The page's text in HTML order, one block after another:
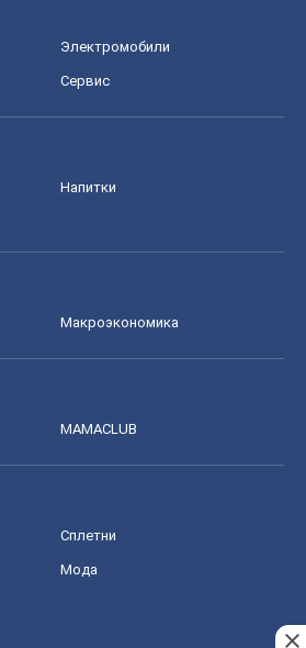
Электромобили
Сервис
Напитки
Mакроэкономика
MAMACLUB
Сплетни
Мода